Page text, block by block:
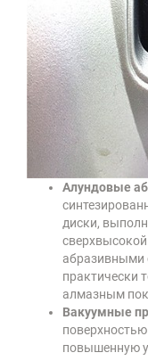
Алундовые
диски,
абразивными
практически
алмазным
Вакуумные
повышенную